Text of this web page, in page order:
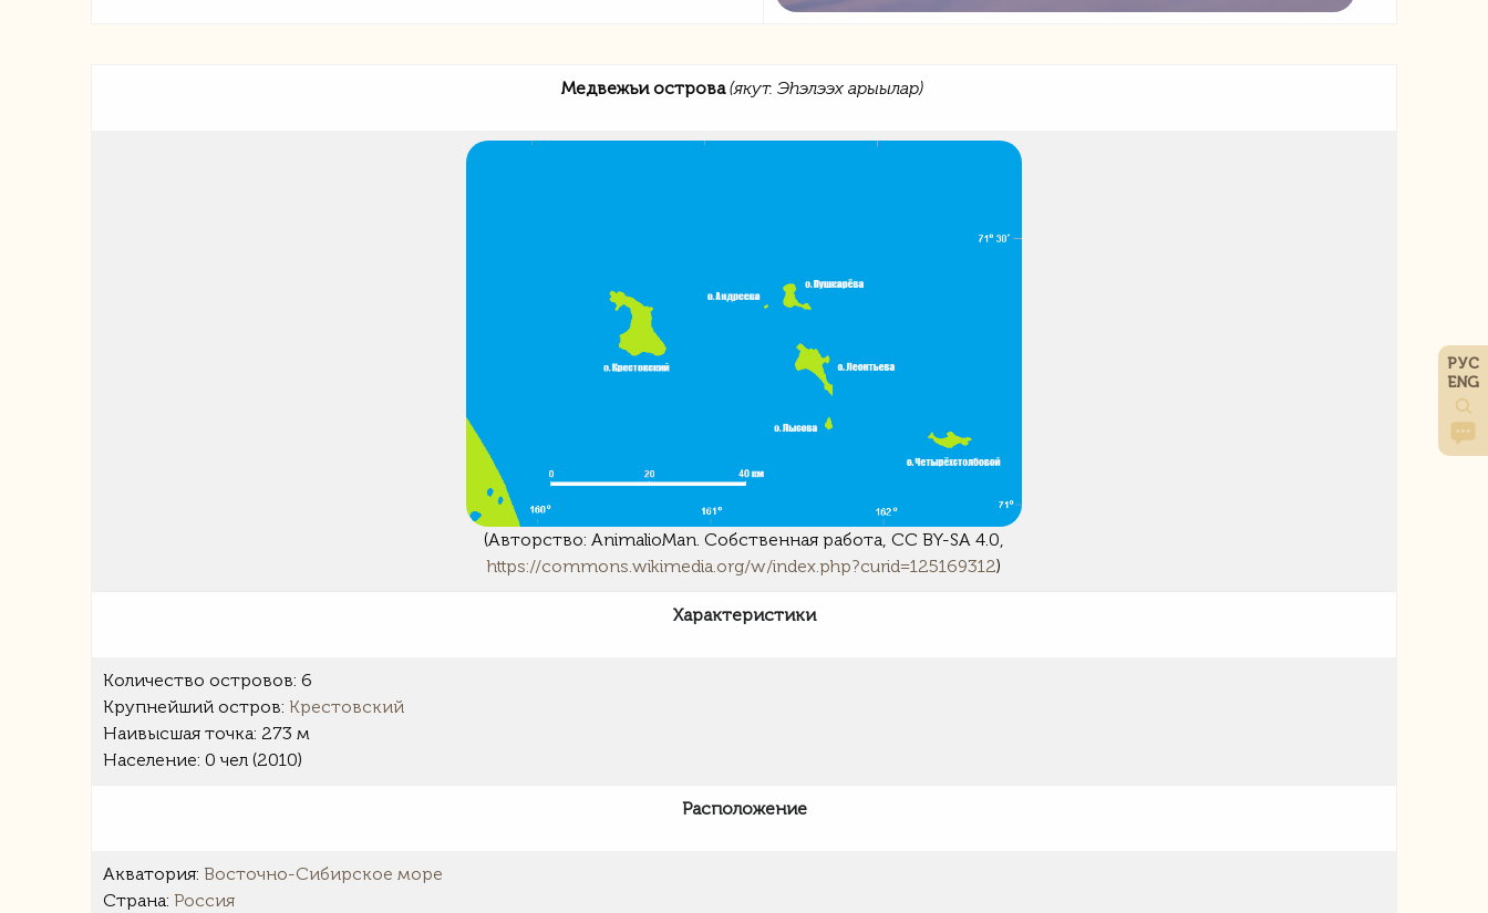
РУС
ENG
Медвежьи острова (якут. Эһэлээх арыылар)
(Авторство: AnimalioMan. Собственная работа, CC BY-SA 4.0,
https://commons.wikimedia.org/w/index.php?curid=125169312)
Характеристики
Количество островов: 6
Крупнейший остров: Крестовский
Наивысшая точка: 273 м
Население: 0 чел (2010)
Расположение
Акватория: Восточно-Сибирское море
Страна: Россия